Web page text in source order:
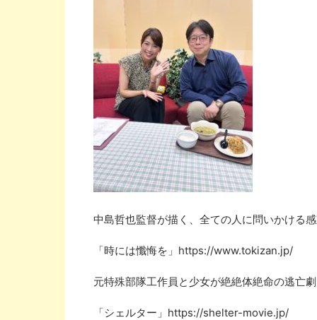
中島哲也監督が描く、全ての人に問いかける
「時には懺悔を」 https://www.tokizan.jp/
元特殊部隊工作員と少女が絶絶体絶命の逃亡
「シェルター」 https://shelter-movie.jp/